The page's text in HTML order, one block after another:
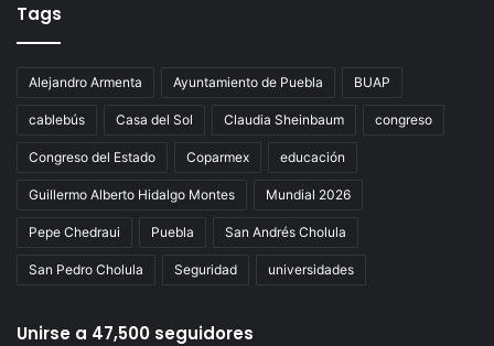
Tags
Alejandro Armenta Ayuntamiento de Puebla BUAP
cablebús Casa del Sol Claudia Sheinbaum congreso
Congreso del Estado Coparmex educación
Guillermo Alberto Hidalgo Montes Mundial 2026
Pepe Chedraui Puebla San Andrés Cholula
San Pedro Cholula Seguridad universidades
Unirse a 47,500 seguidores